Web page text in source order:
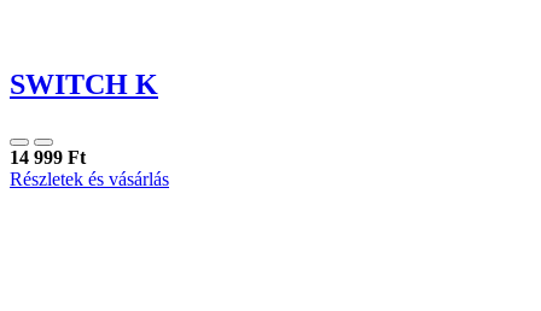
SWITCH K
14 999 Ft
Részletek és vásárlás